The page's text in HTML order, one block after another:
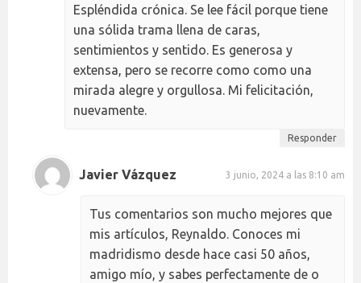
Espléndida crónica. Se lee fácil porque tiene
una sólida trama llena de caras,
sentimientos y sentido. Es generosa y
extensa, pero se recorre como como una
mirada alegre y orgullosa. Mi felicitación,
nuevamente.
Responder
Javier Vázquez 3 junio, 2024 a las 8:10 am
Tus comentarios son mucho mejores que
mis artículos, Reynaldo. Conoces mi
madridismo desde hace casi 50 años,
amigo mío, y sabes perfectamente de o